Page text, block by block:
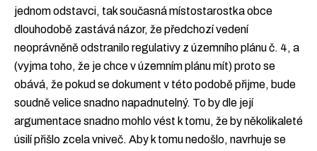
jednom odstavci, tak současná místostarostka obce
dlouhodobě zastává názor, že předchozí vedení
neoprávněně odstranilo regulativy z územního plánu č. 4, a
(vyjma toho, že je chce v územním plánu mít) proto se
obává, že pokud se dokument v této podobě přijme, bude
soudně velice snadno napadnutelný. To by dle její
argumentace snadno mohlo vést k tomu, že by několikaleté
úsilí přišlo zcela vniveč. Aby k tomu nedošlo, navrhuje se